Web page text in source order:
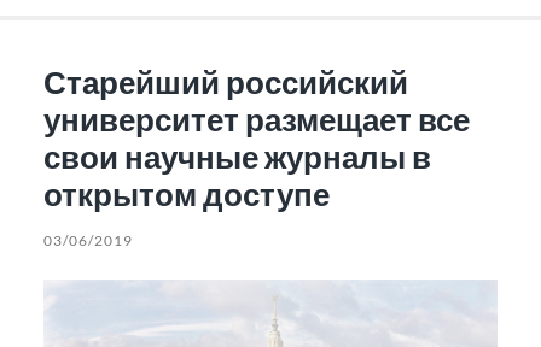
Старейший российский
университет размещает все
свои научные журналы в
открытом доступе
03/06/2019